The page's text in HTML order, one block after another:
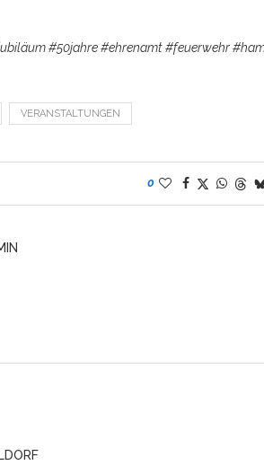
#50jahre #ehrenamt #feuerwehr
VERANSTALTUNGEN
0